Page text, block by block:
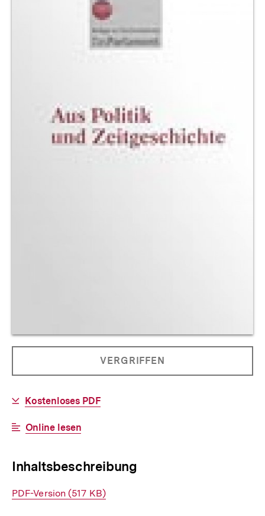
PRODUKT
NICHT
VERGRIFFEN
Download-
Kostenloses PDF
Interner
Online lesen
Inhaltsbeschreibung
Interner
PDF-Version (517 KB)